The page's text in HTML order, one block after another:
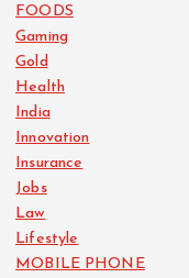
FOODS
Gaming
Gold
Health
India
Innovation
Insurance
Jobs
Law
Lifestyle
MOBILE PHONE